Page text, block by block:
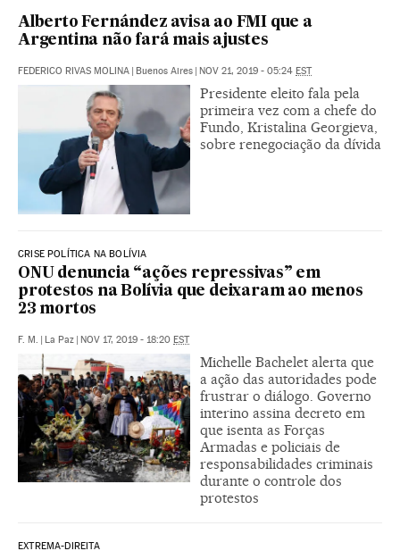
Alberto Fernández avisa ao FMI que a
Argentina não fará mais ajustes
FEDERICO RIVAS MOLINA | Buenos Aires | NOV 21, 2019 - 05:24 EST
Presidente eleito fala pela
primeira vez com a chefe do
Fundo, Kristalina Georgieva,
sobre renegociação da dívida
CRISE POLÍTICA NA BOLÍVIA
ONU denuncia “ações repressivas” em
protestos na Bolívia que deixaram ao menos
23 mortos
F. M. | La Paz | NOV 17, 2019 - 18:20 EST
Michelle Bachelet alerta que
a ação das autoridades pode
frustrar o diálogo. Governo
interino assina decreto em
que isenta as Forças
Armadas e policiais de
responsabilidades criminais
durante o controle dos
protestos
EXTREMA-DIREITA